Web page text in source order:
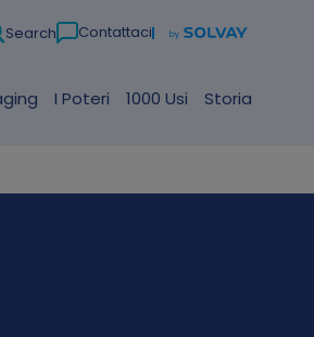
Search Contattaci
I Poteri 1000 Usi Storia